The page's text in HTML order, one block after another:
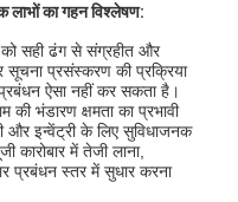
का गहन विश्लेषण:
सही ढंग से संग्रहीत और
सूचना प्रसंस्करण की प्रक्रिया
ऐसा नहीं कर सकता है।
भंडारण क्षमता का प्रभावी
और इन्वेंट्री के लिए सुविधाजनक
कारोबार में तेजी लाना,
प्रबंधन स्तर में सुधार करना